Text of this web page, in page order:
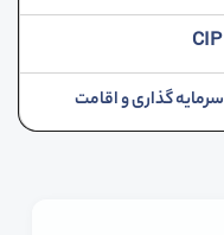
CIP
سرمایه گذاری و اقامت